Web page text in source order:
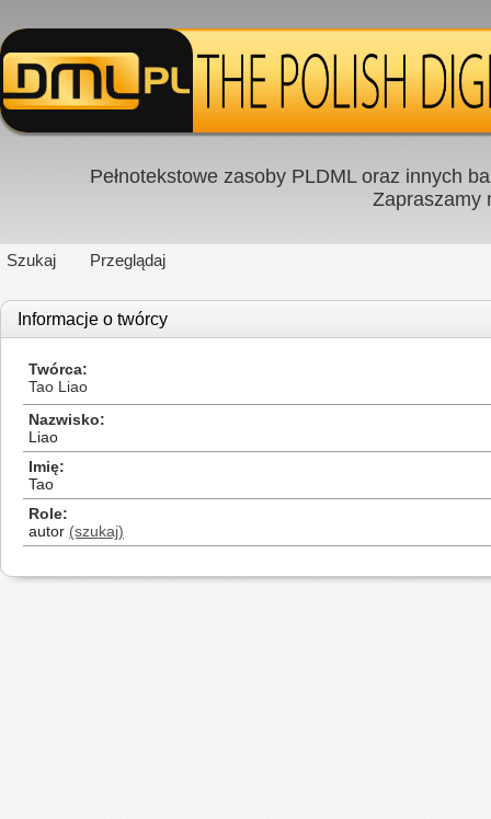
Pełnotekstowe zasoby PLDML oraz innych
Zapraszamy
Szukaj Przeglądaj
Informacje o twórcy
Twórca
Tao Liao
Nazwisko
Liao
Imię
Tao
Role
autor (szukaj)